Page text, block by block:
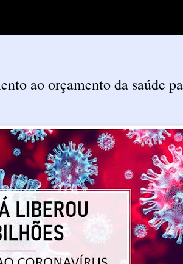
ao orçamento da saúde